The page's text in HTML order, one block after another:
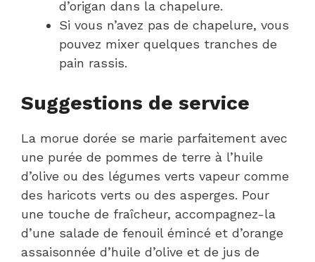
d’origan dans la chapelure.
Si vous n’avez pas de chapelure, vous
pouvez mixer quelques tranches de
pain rassis.
Suggestions de service
La morue dorée se marie parfaitement avec
une purée de pommes de terre à l’huile
d’olive ou des légumes verts vapeur comme
des haricots verts ou des asperges. Pour
une touche de fraîcheur, accompagnez-la
d’une salade de fenouil émincé et d’orange
assaisonnée d’huile d’olive et de jus de